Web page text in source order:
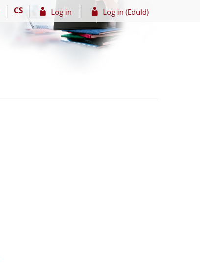
CS Log in Log in (EduId)